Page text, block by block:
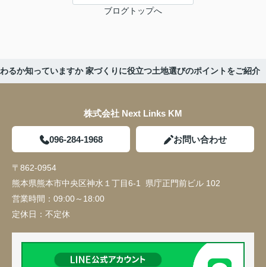
ブログトップへ
るか知っていますか 家づくりに役立つ土地選びのポイントをご紹介
株式会社 Next Links KM
096-284-1968 お問い合わせ
〒862-0954
熊本県熊本市中央区神水１丁目6-1 県庁正門前ビル 102
営業時間： 09:00～18:00
定休日： 不定休